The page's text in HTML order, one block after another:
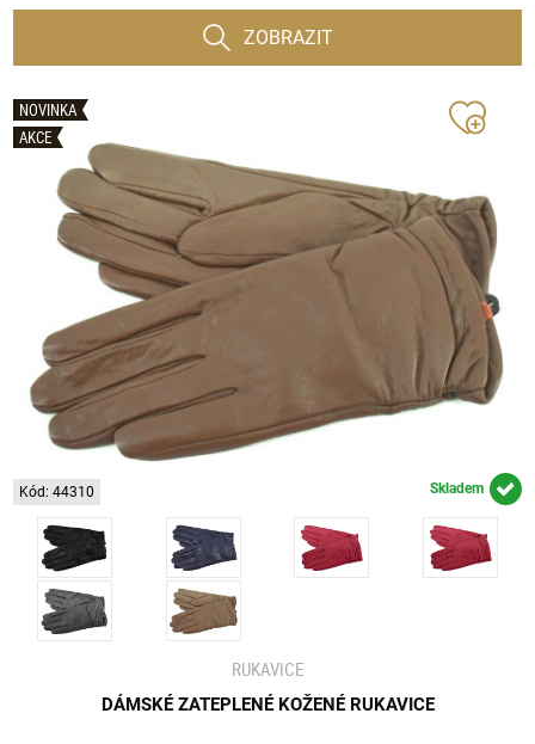
ZOBRAZIT
NOVINKA
AKCE
Kód: 44310 Skladem
RUKAVICE
DÁMSKÉ ZATEPLENÉ KOŽENÉ RUKAVICE